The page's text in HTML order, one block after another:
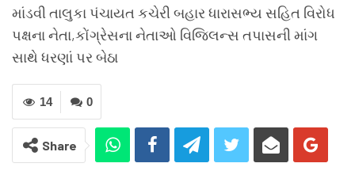
માંડવી તાલુકા પંચાયત કચેરી બહાર ધારાસભ્ય સહિત વિરોધ
પક્ષના નેતા,કોંગ્રેસના નેતાઓ વિજિલન્સ તપાસની માંગ
સાથે ધરણાં પર બેઠા
0
14
Share